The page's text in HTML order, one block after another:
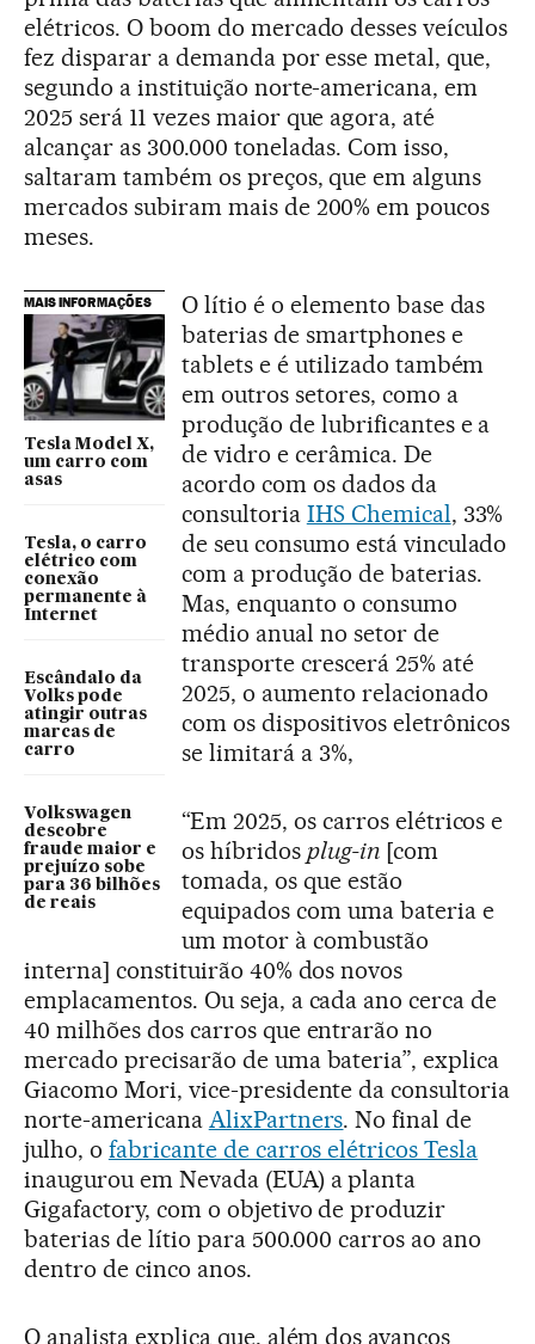
elétricos. O boom do mercado desses veículos
fez disparar a demanda por esse metal, que,
segundo a instituição norte-americana, em
2025 será 11 vezes maior que agora, até
alcançar as 300.000 toneladas. Com isso,
saltaram também os preços, que em alguns
mercados subiram mais de 200% em poucos
meses.
MAIS INFORMAÇÕES
Tesla Model X,
um carro com
asas
Tesla, o carro
elétrico com
conexão
permanente à
Internet
Escândalo da
Volks pode
atingir outras
marcas de
carro
Volkswagen
descobre
fraude maior e
prejuízo sobe
para 36 bilhões
de reais
O lítio é o elemento base das
baterias de smartphones e
tablets e é utilizado também
em outros setores, como a
produção de lubrificantes e a
de vidro e cerâmica. De
acordo com os dados da
consultoria IHS Chemical, 33%
de seu consumo está vinculado
com a produção de baterias.
Mas, enquanto o consumo
médio anual no setor de
transporte crescerá 25% até
2025, o aumento relacionado
com os dispositivos eletrônicos
se limitará a 3%,
“Em 2025, os carros elétricos e
os híbridos plug-in[com
tomada, os que estão
equipados com uma bateria e
um motor à combustão
interna] constituirão 40% dos novos
emplacamentos. Ou seja, a cada ano cerca de
40 milhões dos carros que entrarão no
mercado precisarão de uma bateria”, explica
Giacomo Mori, vice-presidente da consultoria
norte-americana AlixPartners. No final de
julho, o fabricante de carros elétricos Tesla
inaugurou em Nevada (EUA) a planta
Gigafactory, com o objetivo de produzir
baterias de lítio para 500.000 carros ao ano
dentro de cinco anos.
O analista explica que, além dos avanços